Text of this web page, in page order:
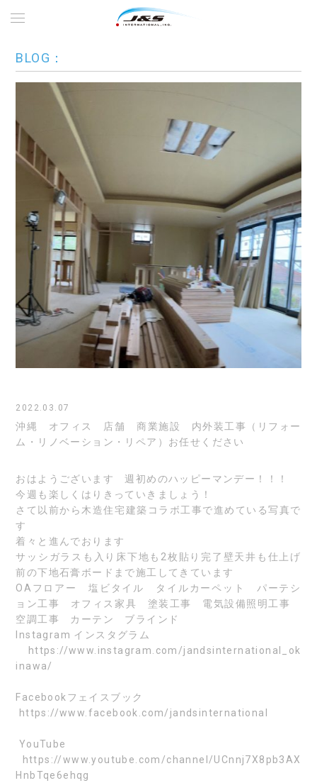
BLOG：
2022.03.07
沖縄 オフィス 店舗 商業施設 内外装工事（リフォー
ム・リノベーション・リペア）お任せください
おはようございます 週初めのハッピーマンデー！！！
今週も楽しくはりきっていきましょう！
さて以前から木造住宅建築コラボ工事で進めている写真で
す
着々と進んでおります
サッシガラスも入り床下地も2枚貼り完了壁天井も仕上げ
前の下地石膏ボードまで施工してきています
OAフロアー 塩ビタイル タイルカーペット パーテシ
ョン工事 オフィス家具 塗装工事 電気設備照明工事
空調工事 カーテン ブラインド
Instagram インスタグラム
https://www.instagram.com/jandsinternational_ok
inawa/
Facebookフェイスブック
https://www.facebook.com/jandsinternational
YouTube
https://www.youtube.com/channel/UCnnj7X8pb3AX
HnbTqe6ehqg